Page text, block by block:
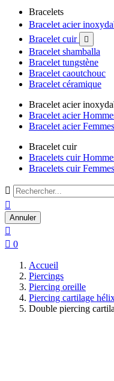
Bracelets
Bracelet acier
Bracelet cuir 
Bracelet shamballa
Bracelet tungstène
Bracelet caoutchouc
Bracelet céramique
Bracelet acier
Bracelet acier
Bracelet acier Femmes
Bracelet cuir
Bracelets cuir
Bracelets cuir Femmes


Annuler

 0
Accueil
Piercings
Piercing oreille
Piercing cartilage
Double piercing